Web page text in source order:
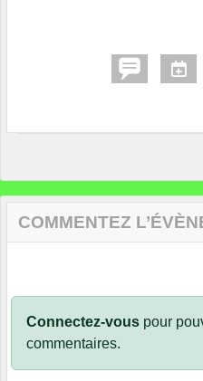
COMMENTEZ
Connectez-vous pour
commentaires.